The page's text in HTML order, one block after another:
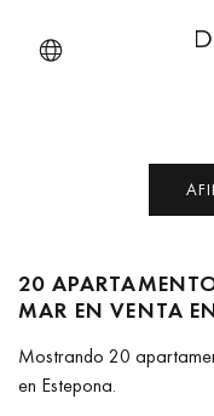
20
MAR EN VENTA
Mostrando 20
en Estepona.